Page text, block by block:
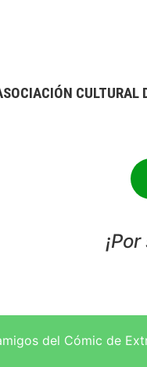
CULTURAL
del Cómic de